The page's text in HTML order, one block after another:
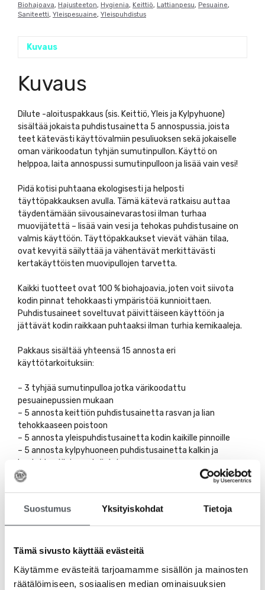
Suostumus Yksityiskohdat Tietoja
Tämä sivusto käyttää evästeitä
Käytämme evästeitä tarjoamamme sisällön ja mainosten
räätälöimiseen, sosiaalisen median ominaisuuksien
Biohajoava, Hajusteeton, Hygienia, Keittiö, Lattianpesu, Pesuaine,
Saniteetti, Yleispesuaine, Yleispuhdistus
Kuvaus
Kuvaus
Dilute -aloituspakkaus (sis. Keittiö, Yleis ja Kylpyhuone)
sisältää jokaista puhdistusainetta 5 annospussia, joista
teet kätevästi käyttövalmiin pesuliuoksen sekä jokaiselle
oman värikoodatun tyhjän sumutinpullon. Käyttö on
helppoa, laita annospussi sumutinpulloon ja lisää vain vesi!
Pidä kotisi puhtaana ekologisesti ja helposti
täyttöpakkauksen avulla. Tämä kätevä ratkaisu auttaa
täydentämään siivousainevarastosi ilman turhaa
muovijätettä – lisää vain vesi ja tehokas puhdistusaine on
valmis käyttöön. Täyttöpakkaukset vievät vähän tilaa,
ovat kevyitä säilyttää ja vähentävät merkittävästi
kertakäyttöisten muovipullojen tarvetta.
Kaikki tuotteet ovat 100 % biohajoavia, joten voit siivota
kodin pinnat tehokkaasti ympäristöä kunnioittaen.
Puhdistusaineet soveltuvat päivittäiseen käyttöön ja
jättävät kodin raikkaan puhtaaksi ilman turhia kemikaaleja.
Pakkaus sisältää yhteensä 15 annosta eri
käyttötarkoituksiin:
– 3 tyhjää sumutinpulloa jotka värikoodattu
pesuainepussien mukaan
– 5 annosta keittiön puhdistusainetta rasvan ja lian
tehokkaaseen poistoon
– 5 annosta yleispuhdistusainetta kodin kaikille pinnoille
– 5 annosta kylpyhuoneen puhdistusainetta kalkin ja
kosteiden tilojen puhdistukseen
saat aina tuoreen ja käyttövalmiin puhdistusaineen arjen
tarpeisiin.
Erikseen tilattava sumutinpullo tekee käytöstä entistäkin
hyödyntämisen yhä uudelleen. Ekologinen valinta
puhtaampaan kotiin ja kestävämpään arkeen.